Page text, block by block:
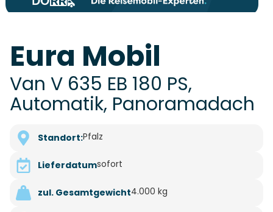
Eura Mobil
Van V 635 EB 180 PS,
Automatik, Panoramadach
Standort:Pfalz
Lieferdatumsofort
zul. Gesamtgewicht4.000 kg